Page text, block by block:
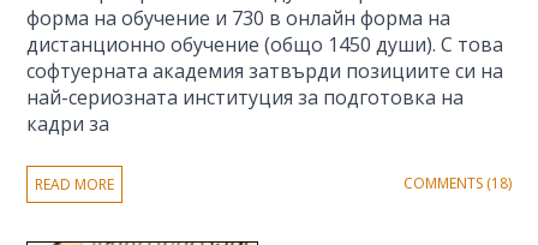
форма на обучение и 730 в онлайн форма на
дистанционно обучение (общо 1450 души). С това
софтуерната академия затвърди позициите си на
най-сериозната институция за подготовка на
кадри за
READ MORE COMMENTS (18)